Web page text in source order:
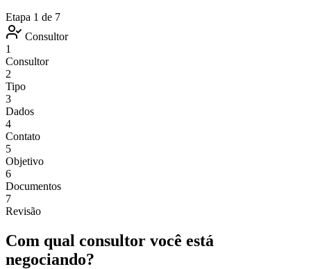
Etapa 1 de 7
Consultor
1
Consultor
2
Tipo
3
Dados
4
Contato
5
Objetivo
6
Documentos
7
Revisão
Com qual consultor você está
negociando?